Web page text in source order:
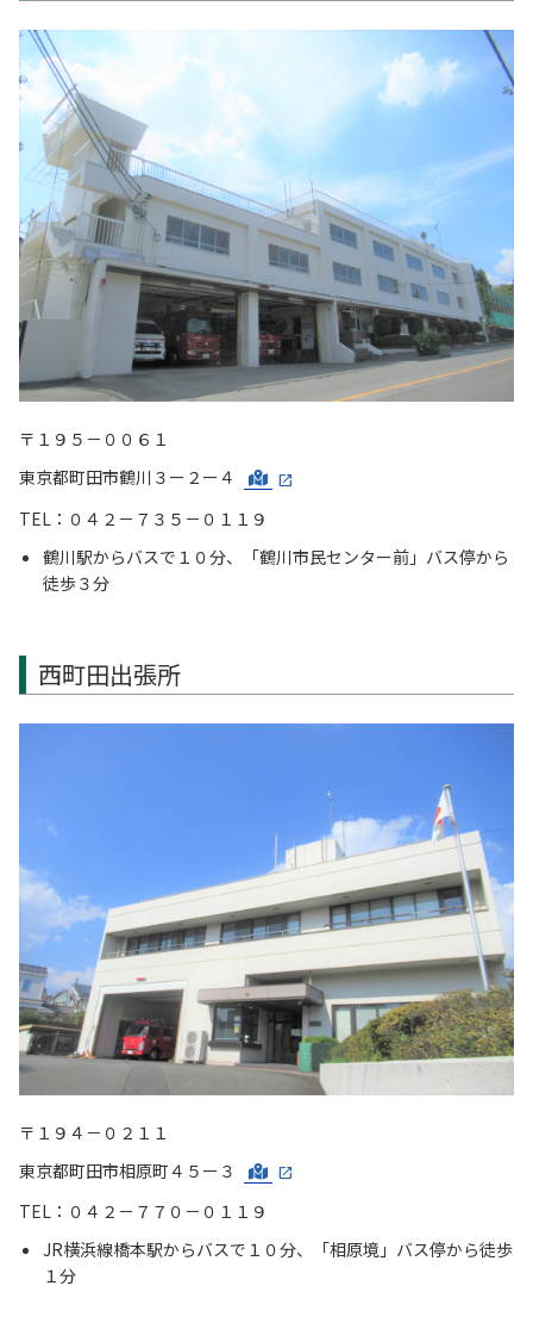
〒１９５－００６１
東京都町田市鶴川３ー２ー４
TEL：０４２－７３５－０１１９
鶴川駅からバスで１０分、「鶴川市民センター前」バス停から
徒歩３分
西町田出張所
〒１９４－０２１１
東京都町田市相原町４５ー３
TEL：０４２－７７０－０１１９
JR横浜線橋本駅からバスで１０分、「相原境」バス停から徒歩
１分